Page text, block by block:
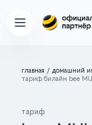
главная
домашний
тариф билайн bee
тариф